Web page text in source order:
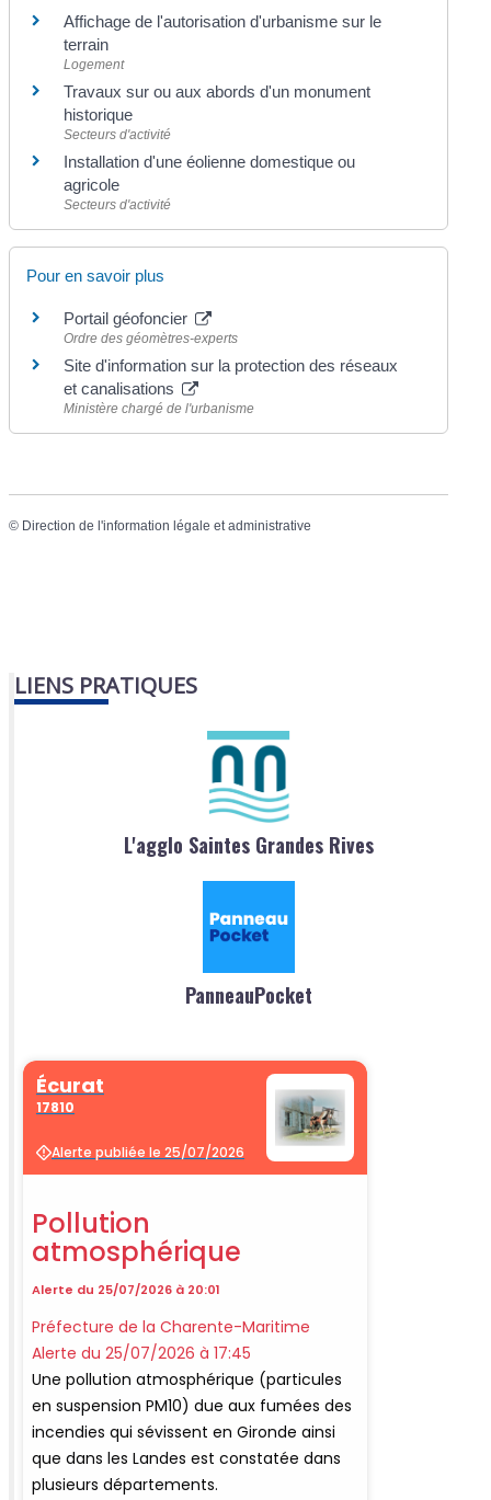
Affichage de l'autorisation d'urbanisme sur le
terrain
Logement
Travaux sur ou aux abords d'un monument
historique
Secteurs d'activité
Installation d'une éolienne domestique ou
agricole
Secteurs d'activité
Pour en savoir plus
Portail géofoncier
Ordre des géomètres-experts
Site d'information sur la protection des réseaux
et canalisations
Ministère chargé de l'urbanisme
© Direction de l'information légale et administrative
LIENS PRATIQUES
L'agglo Saintes Grandes Rives
PanneauPocket